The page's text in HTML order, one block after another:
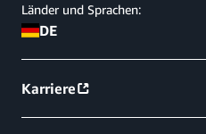
Länder und Sprachen:
DE
Karriere